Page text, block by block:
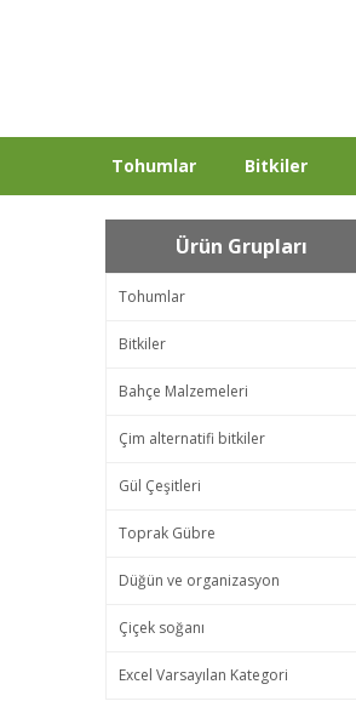
Tohumlar Bitkiler
Ürün Grupları
Tohumlar
Bitkiler
Bahçe Malzemeleri
Çim alternatifi bitkiler
Gül Çeşitleri
Toprak Gübre
Düğün ve organizasyon
Çiçek soğanı
Excel Varsayılan Kategori